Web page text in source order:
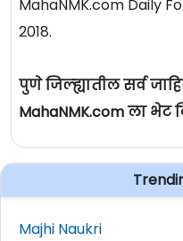
MahaNMK.com Daily
2018.
पुणे जिल्ह्यातील सर्व
MahaNMK.com ला भेट
Majhi Naukri